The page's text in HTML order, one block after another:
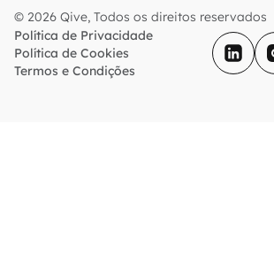
© 2026 Qive, Todos os direitos reservados
Política de Privacidade
Política de Cookies
Termos e Condições